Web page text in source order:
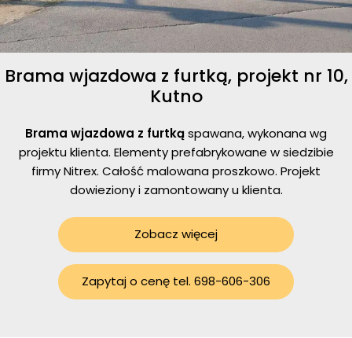
Brama wjazdowa z furtką, projekt nr 10,
Kutno
Brama wjazdowa z furtkąspawana, wykonana wg
projektu klienta. Elementy prefabrykowane w siedzibie
firmy Nitrex. Całość malowana proszkowo. Projekt
dowieziony i zamontowany u klienta.
Zapytaj o cenę tel. 698-606-306
Zobacz więcej